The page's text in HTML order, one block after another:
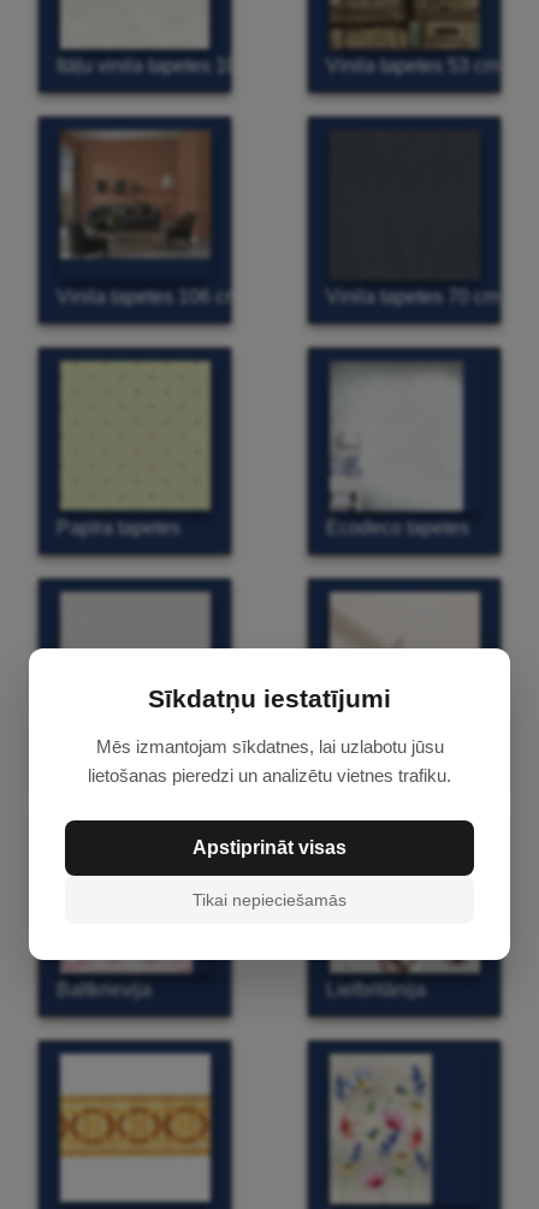
Sīkdatņu iestatījumi
Mēs izmantojam sīkdatnes, lai uzlabotu jūsu
lietošanas pieredzi un analizētu vietnes trafiku.
Apstiprināt visas
Tikai nepieciešamās
Itāļu vinila tapetes 106 cm Vinila tapetes 53 cm
Vinila tapetes 106 cm Vinila tapetes 70 cm
Papīra tapetes Ecodeco tapetes
Krāsojamās tapetes 25 m Palitra
Baltkrievija Lielbritānija